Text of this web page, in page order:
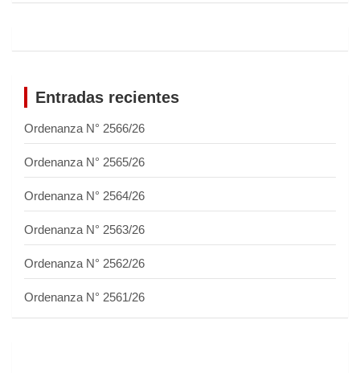
Entradas recientes
Ordenanza N° 2566/26
Ordenanza N° 2565/26
Ordenanza N° 2564/26
Ordenanza N° 2563/26
Ordenanza N° 2562/26
Ordenanza N° 2561/26